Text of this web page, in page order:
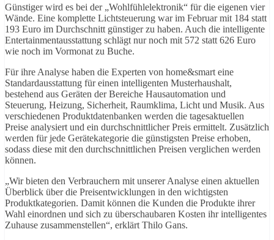
Günstiger wird es bei der „Wohlfühlelektronik“ für die eigenen vier
Wände. Eine komplette Lichtsteuerung war im Februar mit 184 statt
193 Euro im Durchschnitt günstiger zu haben. Auch die intelligente
Entertainmentausstattung schlägt nur noch mit 572 statt 626 Euro
wie noch im Vormonat zu Buche.
Für ihre Analyse haben die Experten von home&smart eine
Standardausstattung für einen intelligenten Musterhaushalt,
bestehend aus Geräten der Bereiche Hausautomation und
Steuerung, Heizung, Sicherheit, Raumklima, Licht und Musik. Aus
verschiedenen Produktdatenbanken werden die tagesaktuellen
Preise analysiert und ein durchschnittlicher Preis ermittelt. Zusätzlich
werden für jede Gerätekategorie die günstigsten Preise erhoben,
sodass diese mit den durchschnittlichen Preisen verglichen werden
können.
„Wir bieten den Verbrauchern mit unserer Analyse einen aktuellen
Überblick über die Preisentwicklungen in den wichtigsten
Produktkategorien. Damit können die Kunden die Produkte ihrer
Wahl einordnen und sich zu überschaubaren Kosten ihr intelligentes
Zuhause zusammenstellen“, erklärt Thilo Gans.